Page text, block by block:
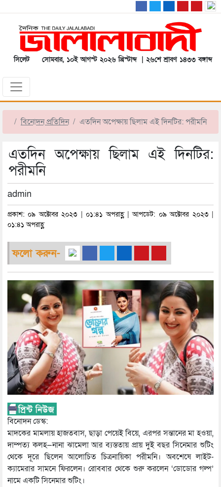
সিলেট সোমবার, ১০ই আগস্ট ২০২৬ খ্রিস্টাব্দ | ২৬শে শ্রাবণ ১৪৩৩ বঙ্গাব্দ
বিনোদন প্রতিদিন এতদিন অপেক্ষায় ছিলাম এই দিনটির: পরীমনি
এতদিন অপেক্ষায় ছিলাম এই দিনটির:
পরীমনি
admin
প্রকাশ: ০৯ অক্টোবর ২০২৩ | ০১:৪১ অপরাহ্ণ | আপডেট: ০৯ অক্টোবর ২০২৩ |
০১:৪১ অপরাহ্ণ
ফলো করুন-
বিনোদন ডেস্ক:
মাদকের মামলায় হাজতবাস, ছাড়া পেয়েই বিয়ে, এরপর সন্তানের মা হওয়া,
দাম্পত্য কলহ—নানা ঝামেলা আর ব্যস্ততায় প্রায় দুই বছর সিনেমার শুটিং
থেকে দূরে ছিলেন আলোচিত চিত্রনায়িকা পরীমনি। অবশেষে লাইট-
ক্যামেরার সামনে ফিরলেন। রোববার থেকে শুরু করলেন ‘ডোডোর গল্প’
নামে একটি সিনেমার শুটিং।